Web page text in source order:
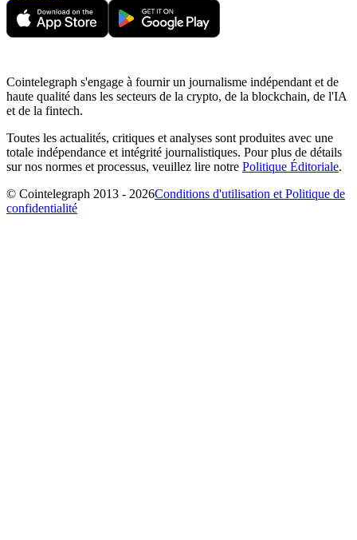
Cointelegraph s'engage à fournir un journalisme indépendant et de
haute qualité dans les secteurs de la crypto, de la blockchain, de l'IA
et de la fintech.
Toutes les actualités, critiques et analyses sont produites avec une
totale indépendance et intégrité journalistiques. Pour plus de détails
sur nos normes et processus, veuillez lire notre Politique Éditoriale.
© Cointelegraph 2013 - 2026Conditions d'utilisation et Politique de
confidentialité